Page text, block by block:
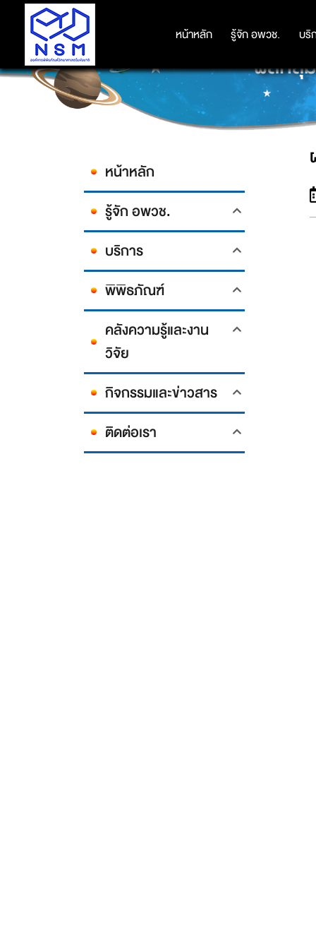
หน้าหลัก รู้จัก อพวช. บริ
หน้าหลัก รู้จัก อพวช. บริ
ผลกลุ่ม
หน้าหลัก
รู้จัก อพวช.
บริการ
พิพิธภัณฑ์
คลังความรู้และงาน
วิจัย
กิจกรรมและข่าวสาร
ติดต่อเรา